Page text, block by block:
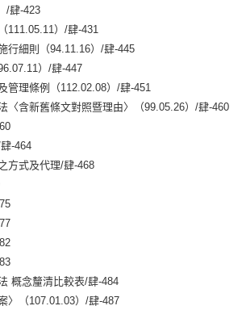
/肆-423
）/肆-431
細則（94.11.16）/肆-445
）/肆-447
理條例（112.02.08）/肆-451
含新舊條文對照暨理由〉（99.05.26）/肆-460
-464
式及代理/肆-468
概念釐清比較表/肆-484
（107.01.03）/肆-487